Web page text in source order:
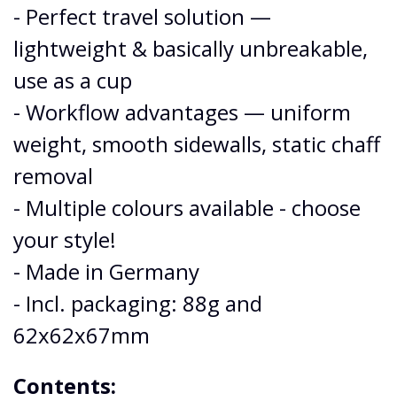
- Perfect travel solution —
lightweight & basically unbreakable,
use as a cup
- Workflow advantages — uniform
weight, smooth sidewalls, static chaff
removal
- Multiple colours available - choose
your style!
- Made in Germany
- Incl. packaging: 88g and
62x62x67mm
Contents: